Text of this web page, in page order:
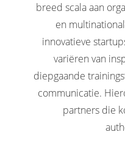
breed scala aan
en
innovatieve
variëren van
diepgaande
communicatie.
partners die